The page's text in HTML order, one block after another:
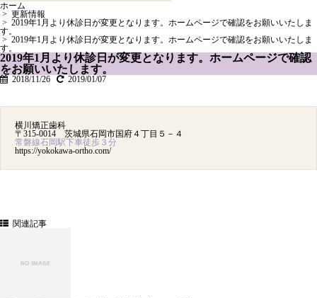
ホーム
> 更新情報
> 2019年1月より休診日が変更となります。ホームページで確認をお願いいたしま
す。
> 2019年1月より休診日が変更となります。ホームページで確認をお願いいたしま
す。
2019年1月より休診日が変更となります。ホームページで確認
をお願いいたします。
2018/11/26 2019/01/07
横川矯正歯科
〒315-0014 茨城県石岡市国府４丁目５－４
常磐線石岡駅下車徒歩３分
https://yokokawa-ortho.com/
関連記事